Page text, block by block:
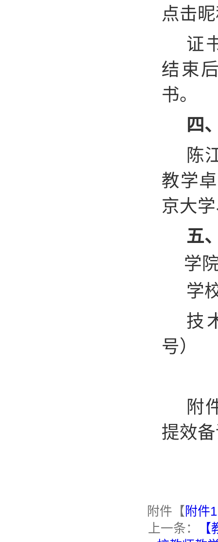
点击
证
结束
书。
四
陈
教学
京大
五
学
学
技
号）
附
提效
附件【 附件
上一条：